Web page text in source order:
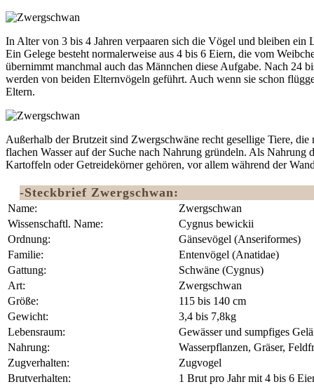
In Alter von 3 bis 4 Jahren verpaaren sich die Vögel und bleiben
Ein Gelege besteht normalerweise aus 4 bis 6 Eiern, die vom
übernimmt manchmal auch das Männchen diese Aufgabe. Nach 24
werden von beiden Elternvögeln geführt. Auch wenn sie schon
Eltern.
Außerhalb der Brutzeit sind Zwergschwäne recht gesellige Tiere,
flachen Wasser auf der Suche nach Nahrung gründeln. Als
Kartoffeln oder Getreidekörner gehören, vor allem während der
-Steckbrief Zwergschwan:
Name:
Zwergschwan
Wissenschaftl. Name:
Cygnus bewickii
Ordnung:
‎Gänsevögel (Anseriformes)
Familie:
Entenvögel (Anatidae)
Gattung:
Schwäne (Cygnus)
Art:
Zwergschwan
Größe:
115 bis 140 cm
Gewicht:
3,4 bis 7,8kg
Lebensraum:
Gewässer und sumpfiges
Nahrung:
Wasserpflanzen, Gräser,
Zugverhalten:
Zugvogel
Brutverhalten:
1 Brut pro Jahr mit 4 bis 6